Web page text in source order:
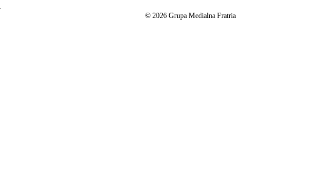
© 2026 Grupa Medialna Fratria